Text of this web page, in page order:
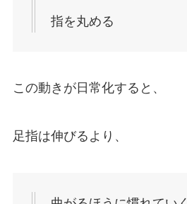
指を丸める
この動きが日常化すると、
足指は伸びるより、